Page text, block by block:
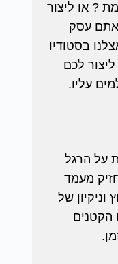
? או ליצור
אתם עסק
בסטודיו
לכם
עליו.
על הרגל
מעמד
וניקיון של
הקטנים